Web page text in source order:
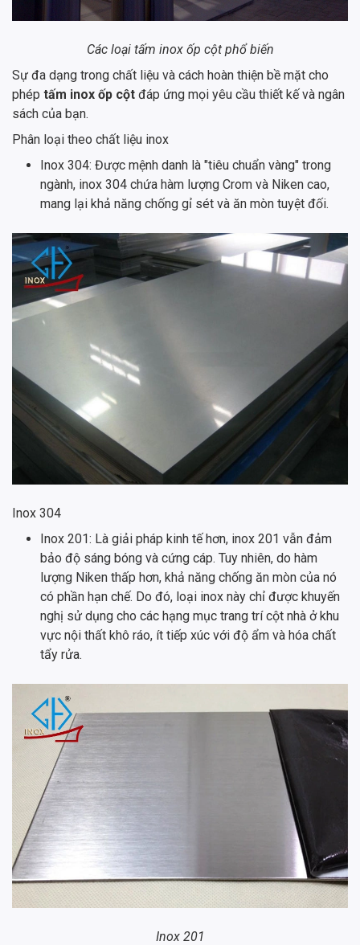
Các loại tấm inox ốp cột phổ biến
Sự đa dạng trong chất liệu và cách hoàn thiện bề mặt cho
phép tấm inox ốp cột đáp ứng mọi yêu cầu thiết kế và ngân
sách của bạn.
Phân loại theo chất liệu inox
Inox 304: Được mệnh danh là "tiêu chuẩn vàng" trong
ngành, inox 304 chứa hàm lượng Crom và Niken cao,
mang lại khả năng chống gỉ sét và ăn mòn tuyệt đối.
Inox 304
Inox 201: Là giải pháp kinh tế hơn, inox 201 vẫn đảm
bảo độ sáng bóng và cứng cáp. Tuy nhiên, do hàm
lượng Niken thấp hơn, khả năng chống ăn mòn của nó
có phần hạn chế. Do đó, loại inox này chỉ được khuyến
nghị sử dụng cho các hạng mục trang trí cột nhà ở khu
vực nội thất khô ráo, ít tiếp xúc với độ ẩm và hóa chất
tẩy rửa.
Inox 201